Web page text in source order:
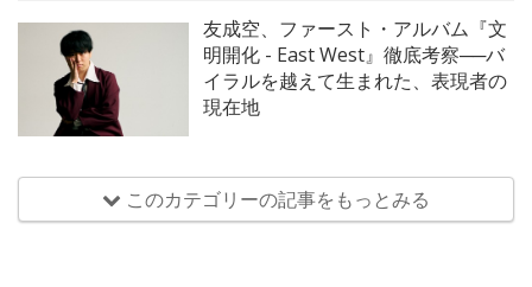
友成空、ファースト・アルバム『文
明開化 - East West』徹底考察──バ
イラルを越えて生まれた、表現者の
現在地
このカテゴリーの記事をもっとみる